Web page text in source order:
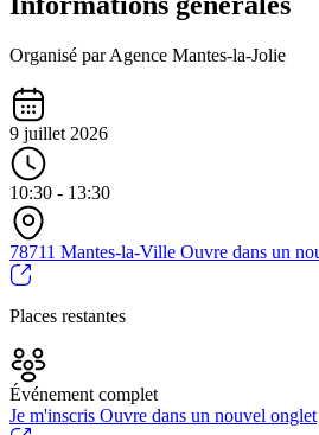
Organisé par Agence Mantes-la-Jolie
9 juillet 2026
10:30 - 13:30
78711 Mantes-la-Ville Ouvre dans un
Places restantes
Événement complet
Je m'inscris Ouvre dans un nouvel onglet